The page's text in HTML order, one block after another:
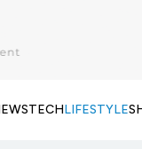
TECHLIFESTYLE